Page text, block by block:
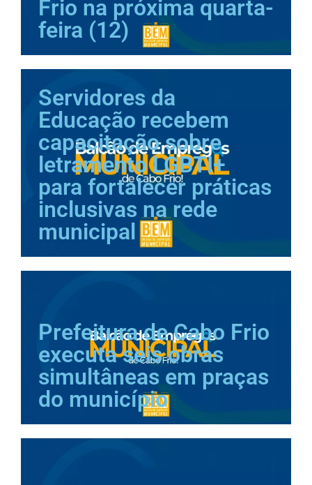
Frio na próxima quarta-
feira (12)
Servidores da
Educação recebem
capacitação sobre
letramento LGBTI+
para fortalecer práticas
inclusivas na rede
municipal
Prefeitura de Cabo Frio
executa seis obras
simultâneas em praças
do município